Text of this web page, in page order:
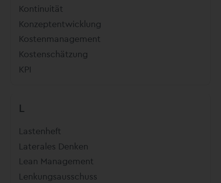
Kontinuität
Konzeptentwicklung
Kostenmanagement
Kostenschätzung
KPI
L
Lastenheft
Laterales Denken
Lean Management
Lenkungsausschuss